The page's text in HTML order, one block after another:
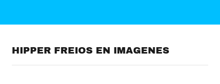
HIPPER FREIOS EN IMAGENES